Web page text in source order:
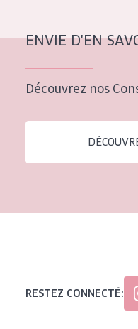
ENVIE D'EN
Découvrez nos
RESTEZ CONNECTÉ: